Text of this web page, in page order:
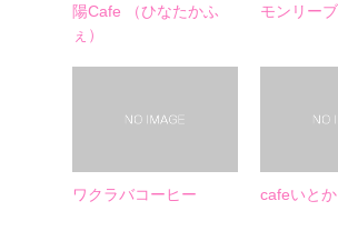
陽Cafe （ひなたかふ
ぇ）
モンリー
ワクラバコーヒー cafeいとか